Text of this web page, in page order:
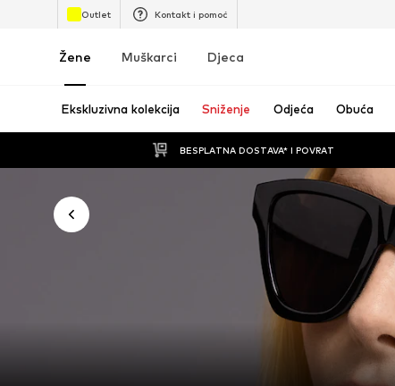
Outlet Kontakt i pomoć
Žene Muškarci Djeca
Ekskluzivna kolekcija Sniženje Odjeća Obuća
BESPLATNA DOSTAVA* I POVRAT